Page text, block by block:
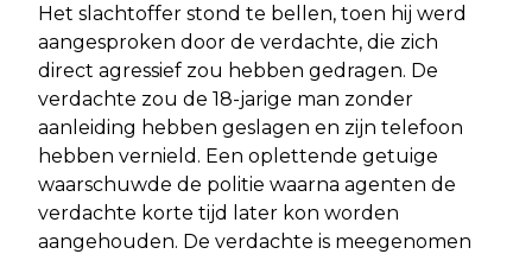
Het slachtoffer stond te bellen, toen hij werd
aangesproken door de verdachte, die zich
direct agressief zou hebben gedragen. De
verdachte zou de 18-jarige man zonder
aanleiding hebben geslagen en zijn telefoon
hebben vernield. Een oplettende getuige
waarschuwde de politie waarna agenten de
verdachte korte tijd later kon worden
aangehouden. De verdachte is meegenomen